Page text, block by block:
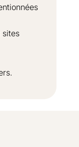
sites